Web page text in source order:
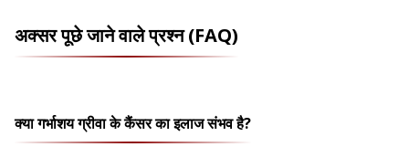
अक्सर पूछे जाने वाले प्रश्न (FAQ)
क्या गर्भाशय ग्रीवा के कैंसर का इलाज संभव है?